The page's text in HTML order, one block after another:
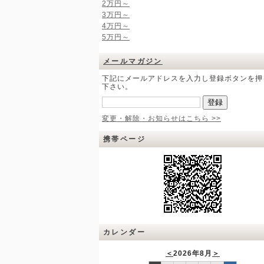
2万円～
3万円～
4万円～
5万円～
メールマガジン
下記にメールアドレスを入力し登録ボタンを
下さい。
変更・解除・お知らせはこちら >>
携帯ページ
カレンダー
＜ 2026年8月 ＞